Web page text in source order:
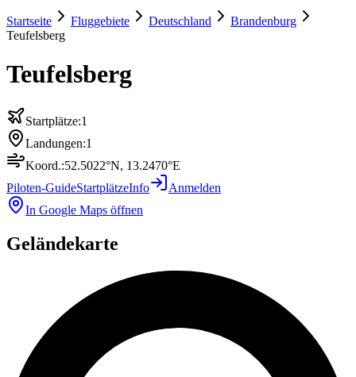
Startseite Fluggebiete Deutschland
Brandenburg
Teufelsberg
Teufelsberg
Startplätze:1
Landungen:1
Koord.:52.5022°N, 13.2470°E
Piloten-GuideStartplätzeInfo
Anmelden
In Google Maps öffnen
Geländekarte